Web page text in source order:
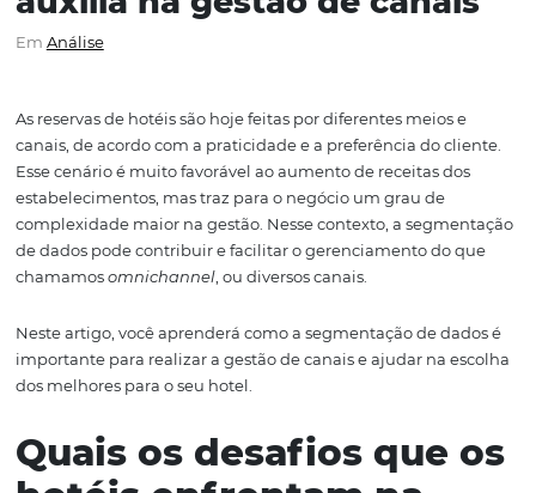
Entenda como a
auxilia na gestão de
Em Análise
As reservas de hotéis são hoje feitas por diferentes meios
canais, de acordo com a praticidade e a preferência do
estabelecimentos, mas traz para o negócio um grau de
complexidade maior na gestão. Nesse contexto, a
chamamos omnichannel diversos canais.